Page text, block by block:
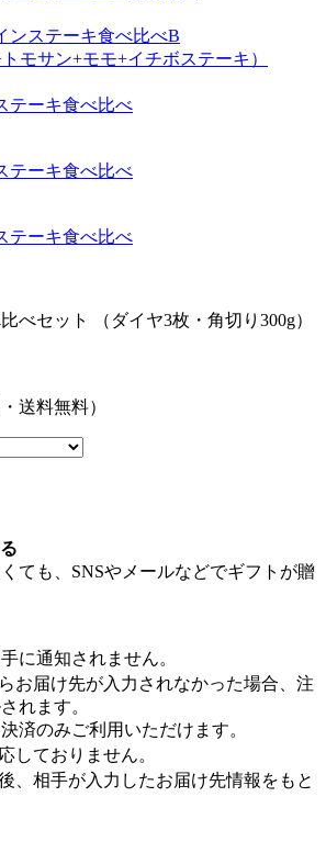
ンステーキ食べ比べB
トモサン+モモ+イチボステーキ）
テーキ食べ比べ
テーキ食べ比べ
テーキ食べ比べ
べセット （ダイヤ3枚・角切り300g）
送料無料）
ても、SNSやメールなどでギフトが贈
に通知されません。
お届け先が入力されなかった場合、注
れます。
済のみご利用いただけます。
しておりません。
、相手が入力したお届け先情報をもと